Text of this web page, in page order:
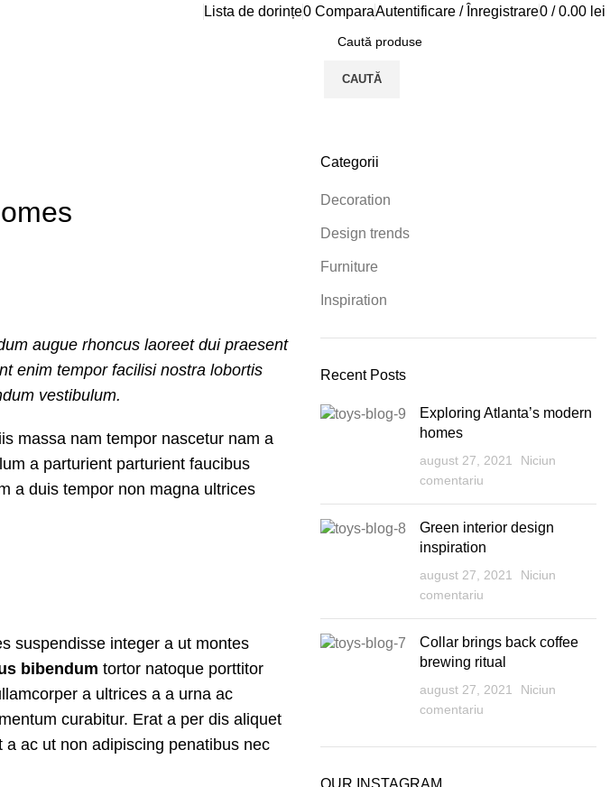
Lista de dorințe0 ComparaAutentificare / Înregistrare0 / 0.00 lei
CAUTĂ
augue rhoncus laoreet dui praesent
enim tempor facilisi nostra lobortis
vestibulum.
massa nam tempor nascetur nam a
a parturient parturient faucibus
a duis tempor non magna ultrices
suspendisse integer a ut montes
bibendum tortor natoque porttitor
a ultrices a a urna ac
curabitur. Erat a per dis aliquet
ac ut non adipiscing penatibus nec
Categorii
Decoration
Design trends
Furniture
Inspiration
Recent Posts
Exploring Atlanta’s modern
homes
august 27, 2021
Niciun
comentariu
Green interior design
inspiration
august 27, 2021
Niciun
comentariu
Collar brings back coffee
brewing ritual
august 27, 2021
Niciun
comentariu
OUR INSTAGRAM